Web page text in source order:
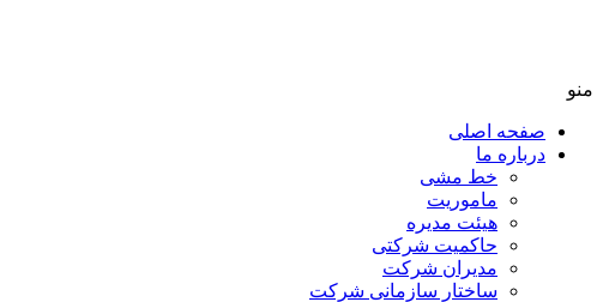
منو
صفحه اصلی
درباره ما
خط مشی
ماموریت
هیئت مدیره
حاکمیت شرکتی
مدیران شرکت
ساختار سازمانی شرکت